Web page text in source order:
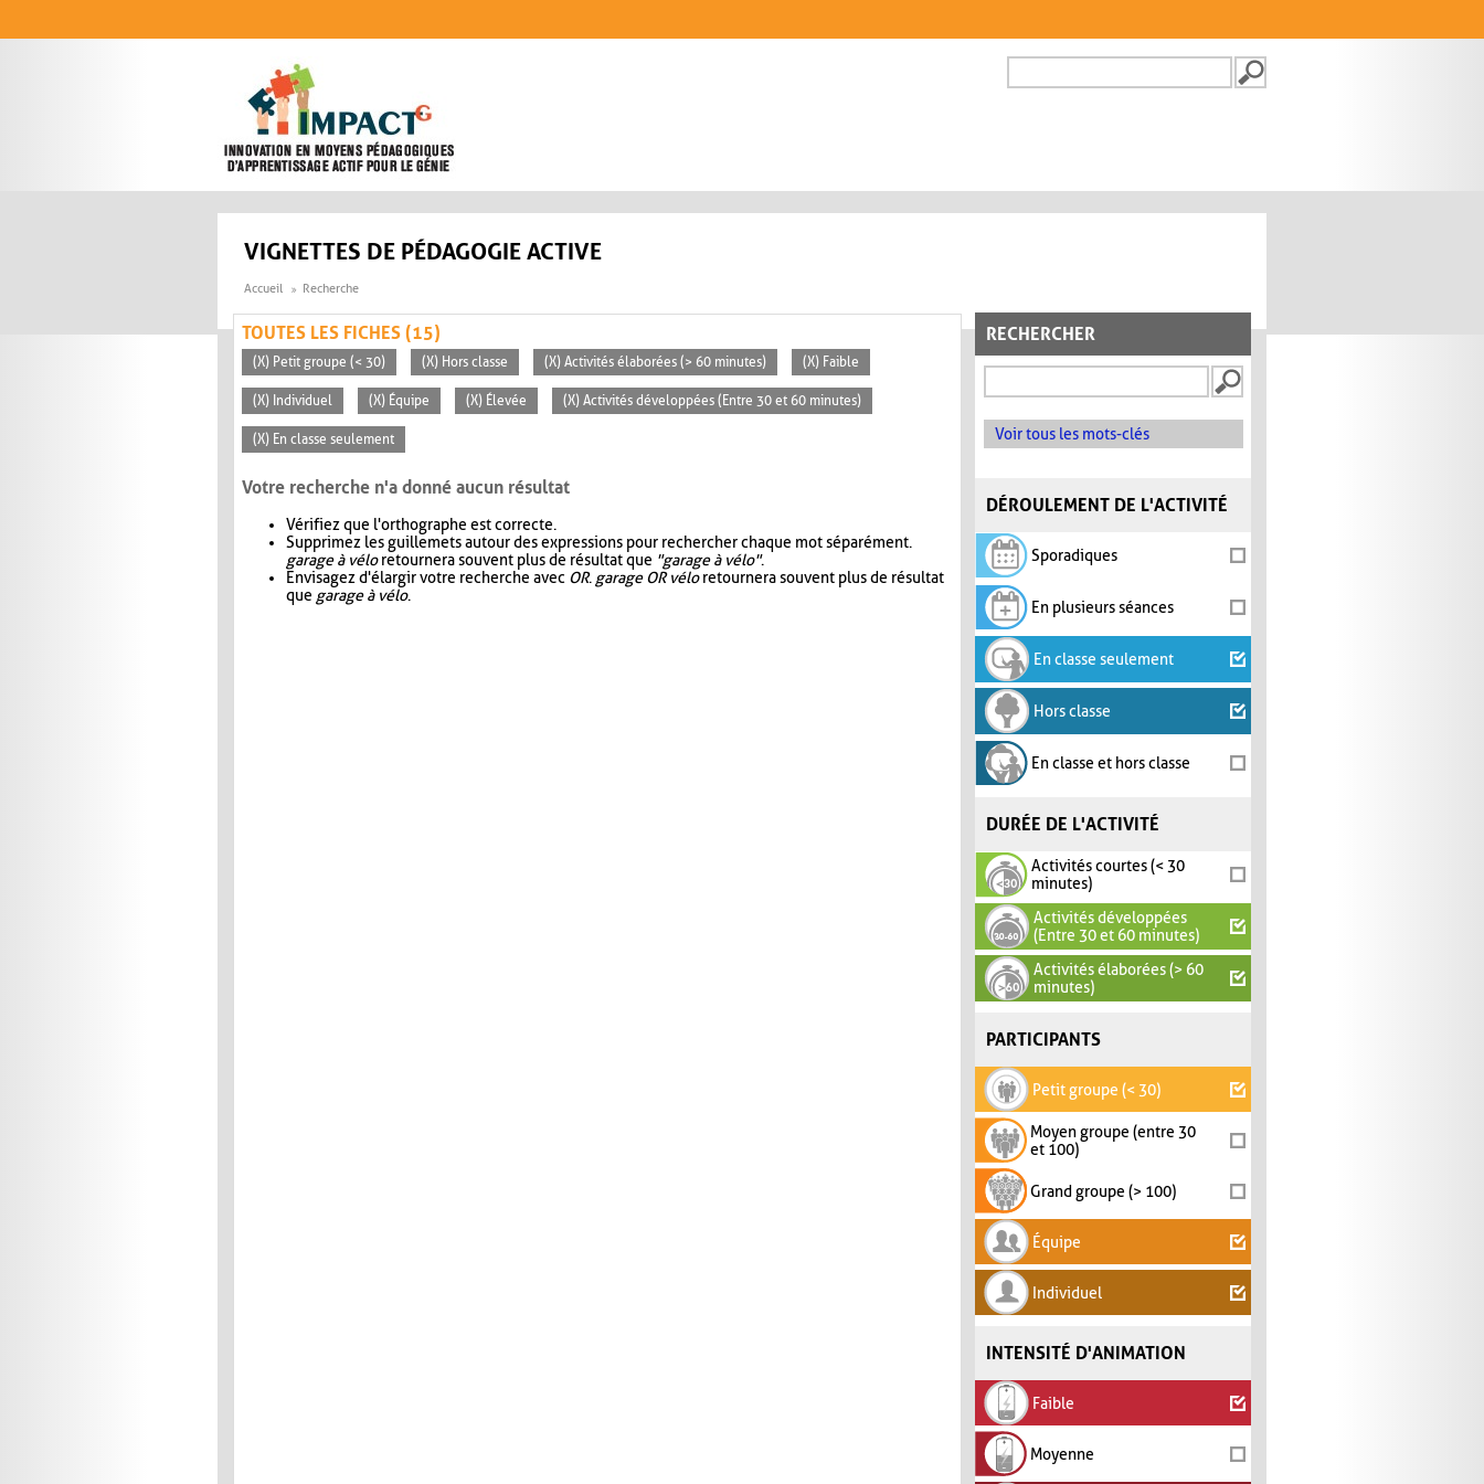
FORMULAIRE DE
VIGNETTES DE PÉDAGOGIE ACTIVE
Accueil Recherche
RECHERCHER
Voir tous les mots-clés
DÉROULEMENT DE L'ACTIVITÉ
Sporadiques
En plusieurs séances
En classe seulement
Hors classe
En classe et hors classe
DURÉE DE L'ACTIVITÉ
Activités courtes (< 30
minutes)
Activités développées
(Entre 30 et 60 minutes)
Activités élaborées (> 60
minutes)
PARTICIPANTS
Petit groupe (< 30)
Moyen groupe (entre 30
et 100)
Grand groupe (> 100)
Équipe
Individuel
INTENSITÉ D'ANIMATION
Faible
Moyenne
TOUTES LES FICHES (15)
(X) Petit groupe (< 30) (X) Hors classe (X) Activités élaborées (> 60 minutes) (X) Faible
(X) Individuel (X) Équipe (X) Élevée (X) Activités développées (Entre 30 et 60 minutes)
(X) En classe seulement
Votre recherche n'a donné aucun résultat
Vérifiez que l'orthographe est correcte.
Supprimez les guillemets autour des expressions pour rechercher chaque mot séparément.
garage à véloretournera souvent plus de résultat que "garage à vélo".
Envisagez d'élargir votre recherche avec OR. garage OR véloretournera souvent plus de résultat
que garage à vélo.